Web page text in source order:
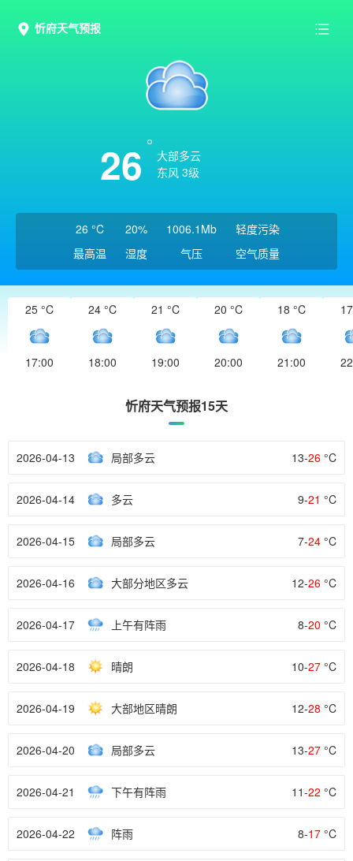
忻府天气预报
26
大部多云
东风 3级
26 °C
最高温
20%
湿度
1006.1Mb
气压
轻度污染
空气质量
25 °C
17:00
24 °C
18:00
21 °C
19:00
20 °C
20:00
18 °C
21:00
忻府天气预报15天
2026-04-13 局部多云 13-26 °C
2026-04-14 多云 9-21 °C
2026-04-15 局部多云 7-24 °C
2026-04-16 大部分地区多云 12-26 °C
2026-04-17 上午有阵雨 8-20 °C
2026-04-18 晴朗 10-27 °C
2026-04-19 大部地区晴朗 12-28 °C
2026-04-20 局部多云 13-27 °C
2026-04-21 下午有阵雨 11-22 °C
2026-04-22 阵雨 8-17 °C